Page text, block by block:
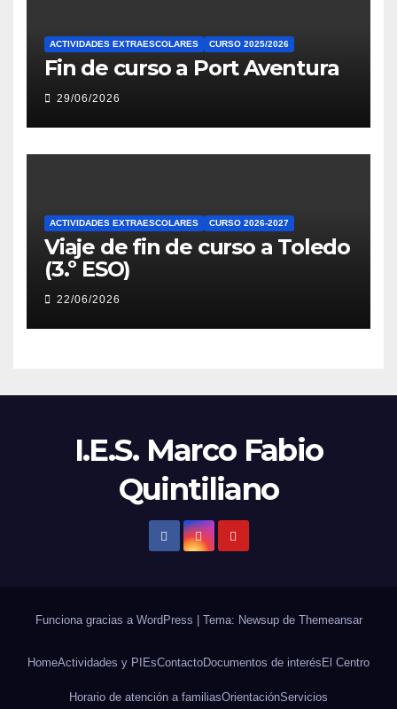
ACTIVIDADES EXTRAESCOLARES CURSO 2025/2026
Fin de curso a Port Aventura
29/06/2026
ACTIVIDADES EXTRAESCOLARES CURSO 2026-2027
Viaje de fin de curso a Toledo
(3.º ESO)
22/06/2026
I.E.S. Marco Fabio
Quintiliano
Funciona gracias a WordPress Tema: Newsup de Themeansar
HomeActividades y PIEsContactoDocumentos de interés El Centro
Horario de atención a familiasOrientaciónServicios